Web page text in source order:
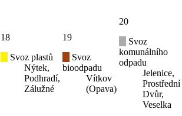
18
Svoz plastů
Nýtek,
Podhradí,
Zálužné
19
Svoz
bioodpadu
Vítkov
(Opava)
20
Svoz
komunálního
odpadu
Jelenice,
Prostřední
Dvůr,
Veselka